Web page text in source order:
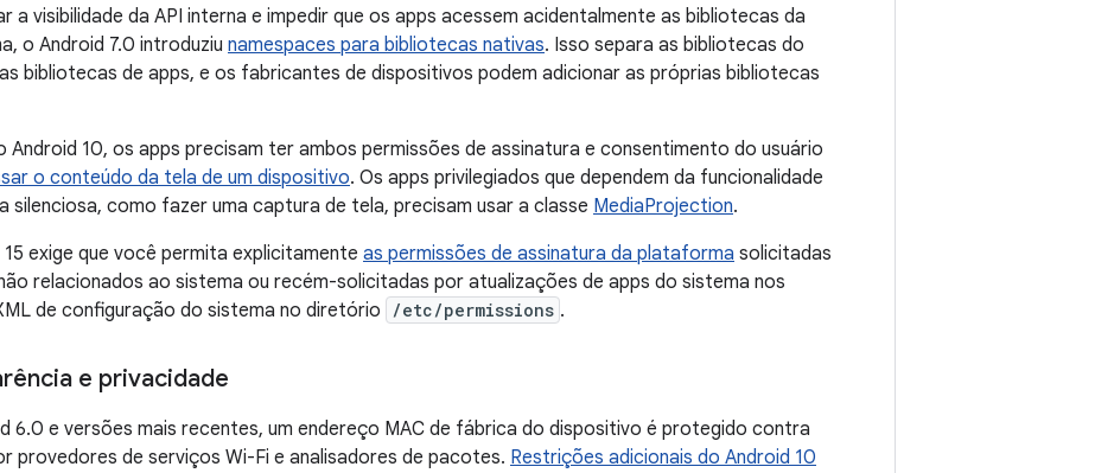
a visibilidade da API interna e impedir que os apps acessem acidentalmente as bibliotecas da
o Android 7.0 introduziu namespaces para bibliotecas nativas. Isso separa as bibliotecas do
bibliotecas de apps, e os fabricantes de dispositivos podem adicionar as próprias bibliotecas
Android 10, os apps precisam ter ambos permissões de assinatura e consentimento do usuário
o conteúdo da tela de um dispositivo. Os apps privilegiados que dependem da funcionalidade
silenciosa, como fazer uma captura de tela, precisam usar a classe MediaProjection.
15 exige que você permita explicitamente as permissões de assinatura da plataforma solicitadas
relacionados ao sistema ou recém-solicitadas por atualizações de apps do sistema nos
de configuração do sistema no diretório
/etc/permissions .
e privacidade
6.0 e versões mais recentes, um endereço MAC de fábrica do dispositivo é protegido contra
provedores de serviços Wi-Fi e analisadores de pacotes. Restrições adicionais do Android 10